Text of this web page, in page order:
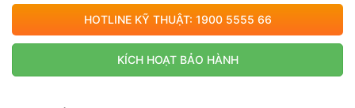
Hệ thống bảo vệ tự ngắt khi quá nhiệt
Cảnh báo dư nhiệt
HOTLINE KỸ THUẬT: 1900 5555 66
KÍCH HOẠT BẢO HÀNH